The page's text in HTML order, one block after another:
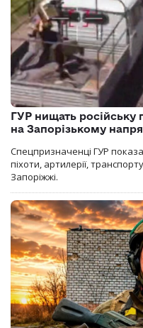
ГУР нищать російську
на Запорізькому
Спецпризначенці ГУР
піхоти, артилерії,
Запоріжжі.